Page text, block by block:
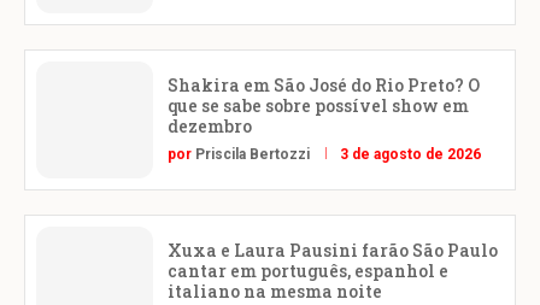
Shakira em São José do Rio Preto? O
que se sabe sobre possível show em
dezembro
por Priscila Bertozzi 3 de agosto de 2026
Xuxa e Laura Pausini farão São Paulo
cantar em português, espanhol e
italiano na mesma noite